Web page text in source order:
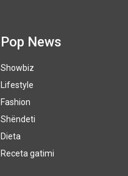
Pop News
Showbiz
Lifestyle
Fashion
Shëndeti
Dieta
Receta gatimi